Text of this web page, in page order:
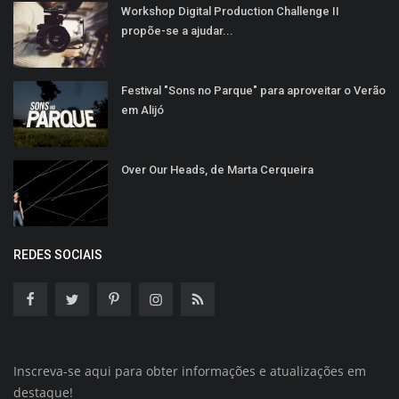
Workshop Digital Production Challenge II
propõe-se a ajudar...
Festival "Sons no Parque" para aproveitar o Verão
em Alijó
Over Our Heads, de Marta Cerqueira
REDES SOCIAIS
Inscreva-se aqui para obter informações e atualizações em
destaque!